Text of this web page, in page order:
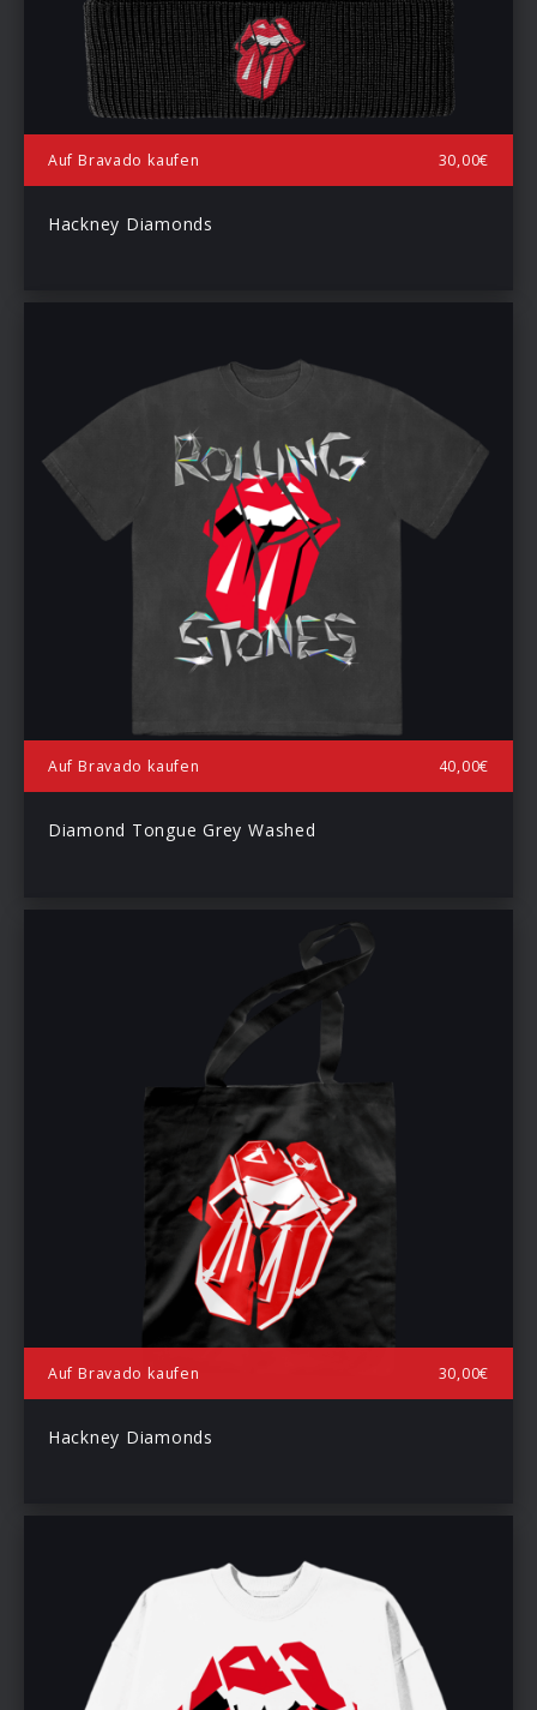
Auf Bravado kaufen 30,00€
Hackney Diamonds
Auf Bravado kaufen 40,00€
Diamond Tongue Grey Washed
Auf Bravado kaufen 30,00€
Hackney Diamonds